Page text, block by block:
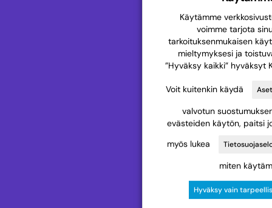
Käytämme
voimme tarjota
tarkoituksenmukaisen
mieltymyksesi ja
”Hyväksy kaikki” hyväksyt
Voit kuitenkin käydä
valvotun
evästeiden käytön, paitsi
myös lukea
miten
Hyväksy vain